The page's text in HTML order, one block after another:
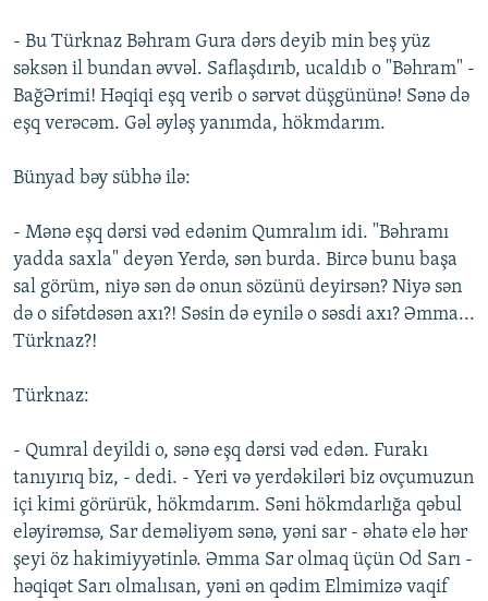
- Bu Türknaz Bəhram Gura dərs deyib min beş yüz
səksən il bundan əvvəl. Saflaşdırıb, ucaldıb o "Bəhram" -
BağƏrimi! Həqiqi eşq verib o sərvət düşgününə! Sənə də
eşq verəcəm. Gəl əyləş yanımda, hökmdarım.
Bünyad bəy sübhə ilə:
- Mənə eşq dərsi vəd edənim Qumralım idi. "Bəhramı
yadda saxla" deyən Yerdə, sən burda. Bircə bunu başa
sal görüm, niyə sən də onun sözünü deyirsən? Niyə sən
də o sifətdəsən axı?! Səsin də eynilə o səsdi axı? Əmma...
Türknaz?!
Türknaz:
- Qumral deyildi o, sənə eşq dərsi vəd edən. Furakı
tanıyırıq biz, - dedi. - Yeri və yerdəkiləri biz ovçumuzun
içi kimi görürük, hökmdarım. Səni hökmdarlığa qəbul
eləyirəmsə, Sar deməliyəm sənə, yəni sar - əhatə elə hər
şeyi öz hakimiyyətinlə. Əmma Sar olmaq üçün Od Sarı -
həqiqət Sarı olmalısan, yəni ən qədim Elmimizə vaqif